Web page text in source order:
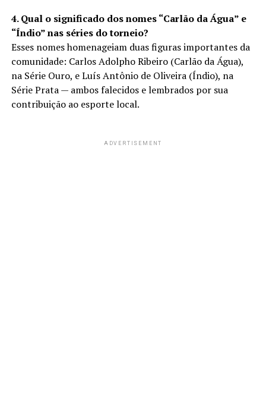
4. Qual o significado dos nomes “Carlão da Água” e
“Índio” nas séries do torneio?
Esses nomes homenageiam duas figuras importantes da
comunidade: Carlos Adolpho Ribeiro (Carlão da Água),
na Série Ouro, e Luís Antônio de Oliveira (Índio), na
Série Prata — ambos falecidos e lembrados por sua
contribuição ao esporte local.
ADVERTISEMENT